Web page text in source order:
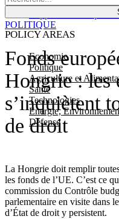
POLICY AREAS
Economie
Politique
Agriculture et
Santé
Technologies
Energie,
Défense
Fonds
Hongrie : les
s’inquiètent
de droit
La Hongrie doit remplir
les fonds de l’UE. C’est ce
commission du Contrôle
parlementaire en visite dans
d’État de droit y persistent.
POLITIQUE